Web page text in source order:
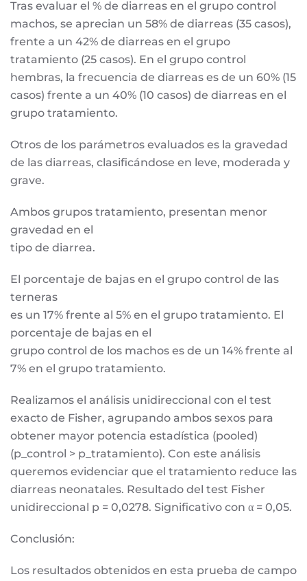
Tras evaluar el % de diarreas en el grupo control
machos, se aprecian un 58% de diarreas (35 casos),
frente a un 42% de diarreas en el grupo
tratamiento (25 casos). En el grupo control
hembras, la frecuencia de diarreas es de un 60% (15
casos) frente a un 40% (10 casos) de diarreas en el
grupo tratamiento.
Otros de los parámetros evaluados es la gravedad
de las diarreas, clasificándose en leve, moderada y
grave.
Ambos grupos tratamiento, presentan menor
gravedad en el
tipo de diarrea.
El porcentaje de bajas en el grupo control de las
terneras
es un 17% frente al 5% en el grupo tratamiento. El
porcentaje de bajas en el
grupo control de los machos es de un 14% frente al
7% en el grupo tratamiento.
Realizamos el análisis unidireccional con el test
exacto de Fisher, agrupando ambos sexos para
obtener mayor potencia estadística (pooled)
(p_control > p_tratamiento). Con este análisis
queremos evidenciar que el tratamiento reduce las
diarreas neonatales. Resultado del test Fisher
unidireccional p = 0,0278. Significativo con α = 0,05.
Conclusión:
Los resultados obtenidos en esta prueba de campo